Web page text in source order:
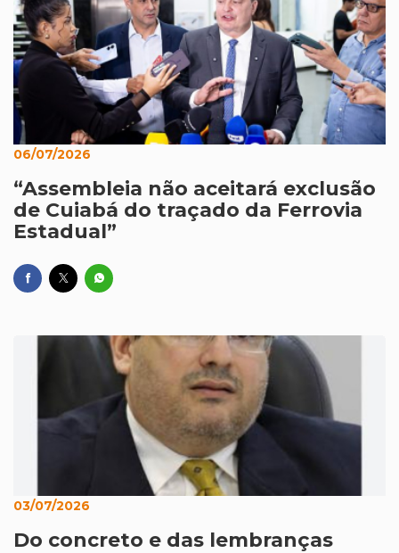
06/07/2026
“Assembleia não aceitará exclusão
de Cuiabá do traçado da Ferrovia
Estadual”
03/07/2026
Do concreto e das lembranças